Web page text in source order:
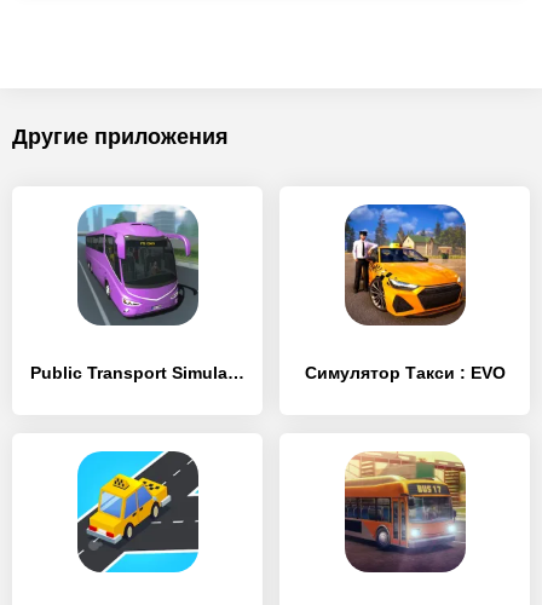
Другие приложения
Public Transport Simulator - Coach Симулятор Такси : EVO